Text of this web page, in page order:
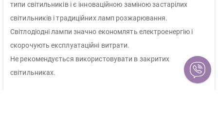
типи світильників і є інноваційною заміною застарілих
світильників і традиційних ламп розжарювання.
Світлодіодні лампи значно економлять електроенергію і
скорочують експлуатаційні витрати.
Не рекомендується використовувати в закритих
світильниках.